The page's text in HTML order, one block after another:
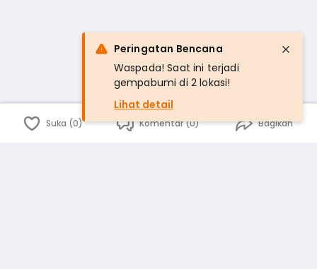
Suka (0) Komentar (0) Bagikan
Peringatan Bencana
Waspada! Saat ini terjadi
gempabumi di 2 lokasi!
Lihat detail